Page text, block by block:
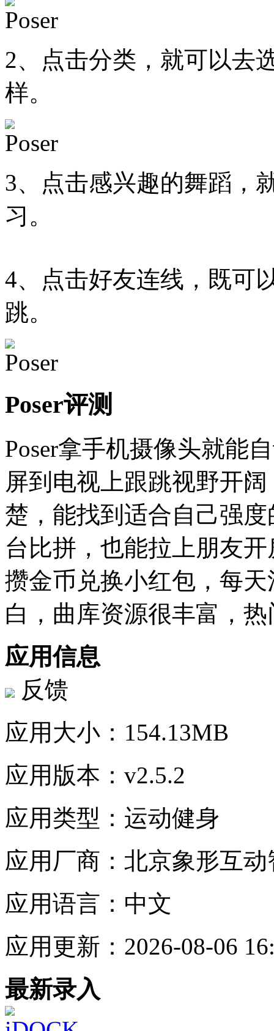
2、点击分类，就可以去
样。
3、点击感兴趣的舞蹈，
习。
4、点击好友连线，既可
跳。
Poser评测
Poser拿手机摄像头就能
屏到电视上跟跳视野开
楚，能找到适合自己强
台比拼，也能拉上朋友
攒金币兑换小红包，每
白，曲库资源很丰富，
应用信息
反馈
应用大小： 154.13MB
应用版本： v2.5.2
应用类型： 运动健身
应用厂商： 北京象形互
应用语言： 中文
应用更新： 2026-08-06
最新录入